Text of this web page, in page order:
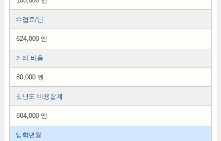
수업료/년
624,000 엔
기타 비용
80,000 엔
첫년도 비용합계
804,000 엔
입학년월